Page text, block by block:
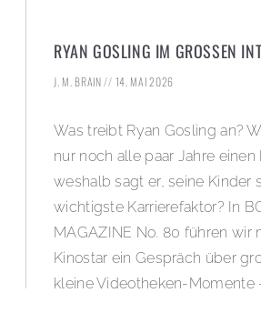
RYAN GOSLING IM GROSSEN
J. M. BRAIN 14. MAI 2026
Was treibt Ryan Gosling an?
nur noch alle paar Jahre einen
weshalb sagt er, seine Kinder
wichtigste Karrierefaktor? In
MAGAZINE No. 80 führen wir
Kinostar ein Gespräch über
kleine Videotheken-Momente